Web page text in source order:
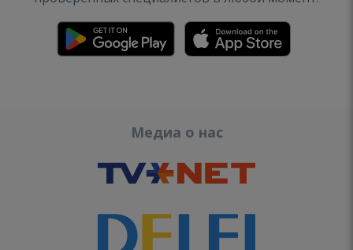
Медиа о нас